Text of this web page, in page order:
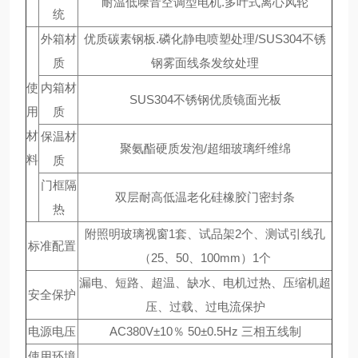
统
使
用
材
料
外箱材
质
优质碳素钢板.磷化静电喷塑处理/SUS304不锈
钢雾面线条发纹处理
内箱材
质
SUS304不锈钢优质镜面光板
保温材
质
聚氨酯硬质发泡/超细玻璃纤维绵
门框隔
热
双层耐高低温老化硅橡胶门密封条
标准配置
附照明玻璃视窗1套、试品架2个、测试引线孔
（25、50、100mm）1个
安全保护
漏电、短路、超温、缺水、电机过热、压缩机超
压、过载、过电流保护
电源电压
AC380V±10％ 50±0.5Hz 三相五线制